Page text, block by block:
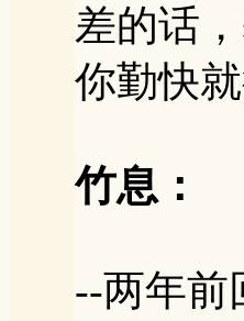
差的话
你勤快就
竹息：
--两年前